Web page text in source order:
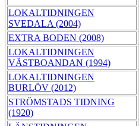
LOKALTIDNINGEN
SVEDALA (2004)
EXTRA BODEN (2008)
LOKALTIDNINGEN
VÄSTBOANDAN (1994)
LOKALTIDNINGEN
BURLÖV (2012)
STRÖMSTADS TIDNING
(1920)